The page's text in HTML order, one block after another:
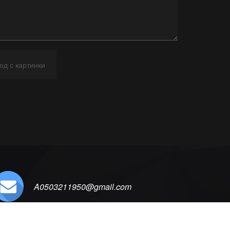
A0503211950@gmail.com